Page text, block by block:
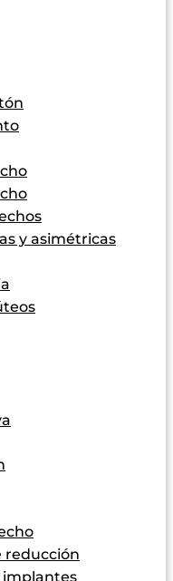
y asimétricas
reducción
implantes